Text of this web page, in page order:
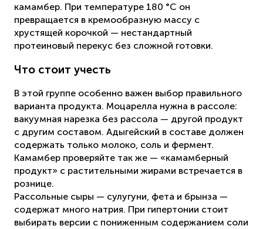
камамбер. При температуре 180 °C он
превращается в кремообразную массу с
хрустящей корочкой — нестандартный
протеиновый перекус без сложной готовки.
Что стоит учесть
В этой группе особенно важен выбор правильного
варианта продукта. Моцарелла нужна в рассоле:
вакуумная нарезка без рассола — другой продукт
с другим составом. Адыгейский в составе должен
содержать только молоко, соль и фермент.
Камамбер проверяйте так же — «камамберный
продукт» с растительными жирами встречается в
рознице.
Рассольные сыры — сулугуни, фета и брынза —
содержат много натрия. При гипертонии стоит
выбирать версии с пониженным содержанием соли